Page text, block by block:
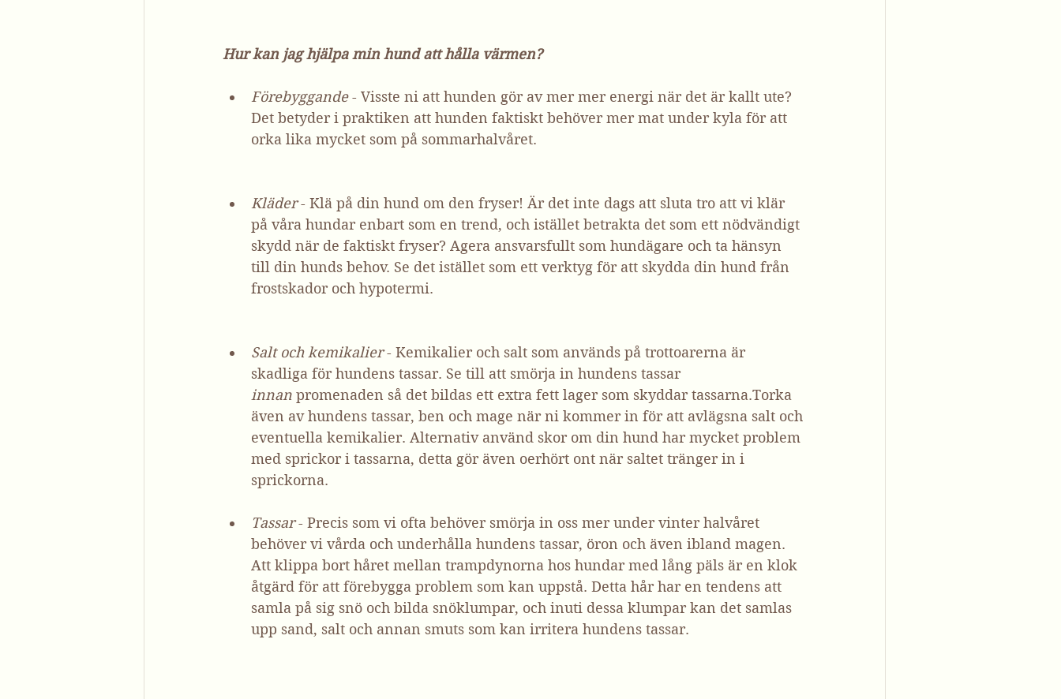
Hur kan jag hjälpa min hund att hålla värmen?
Förebyggande - Visste ni att hunden gör av mer mer energi när det är kallt ute?
Det betyder i praktiken att hunden faktiskt behöver mer mat under kyla för att
orka lika mycket som på sommarhalvåret.
Kläder - Klä på din hund om den fryser! Är det inte dags att sluta tro att vi klär
på våra hundar enbart som en trend, och istället betrakta det som ett nödvändigt
skydd när de faktiskt fryser? Agera ansvarsfullt som hundägare och ta hänsyn
till din hunds behov. Se det istället som ett verktyg för att skydda din hund från
frostskador och hypotermi.
Salt och kemikalier - Kemikalier och salt som används på trottoarerna är
skadliga för hundens tassar. Se till att smörja in hundens tassar
innan promenaden så det bildas ett extra fett lager som skyddar tassarna.Torka
även av hundens tassar, ben och mage när ni kommer in för att avlägsna salt och
eventuella kemikalier. Alternativ använd skor om din hund har mycket problem
med sprickor i tassarna, detta gör även oerhört ont när saltet tränger in i
sprickorna.
Tassar - Precis som vi ofta behöver smörja in oss mer under vinter halvåret
behöver vi vårda och underhålla hundens tassar, öron och även ibland magen.
Att klippa bort håret mellan trampdynorna hos hundar med lång päls är en klok
åtgärd för att förebygga problem som kan uppstå. Detta hår har en tendens att
samla på sig snö och bilda snöklumpar, och inuti dessa klumpar kan det samlas
upp sand, salt och annan smuts som kan irritera hundens tassar.